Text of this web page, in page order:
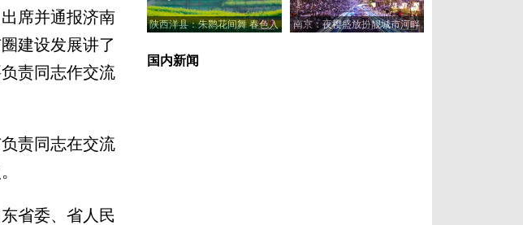
席并通报济南
建设发展讲了
责同志作交流
责同志在交流
省委、省人民
陕西洋县：朱鹮花间舞 春色入
南京：夜樱盛放扮靓城市河畔
国内新闻